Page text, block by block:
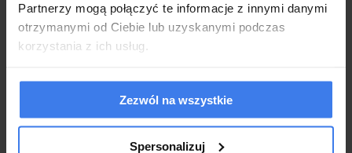
Partnerzy mogą połączyć te informacje z innymi danymi
otrzymanymi od Ciebie lub uzyskanymi podczas
korzystania z ich usług.
Zezwól na wszystkie
Spersonalizuj
co pozwala na stworzenie kreatywnych konfiguracji.
Oprawa: wys. 148 cm / szer. 145 cm / gł. 85 cm
Klosze: wys. 8 cm / śr. 40 cm, 60 cm, 74 cm
Mocowanie: wys. 6 cm / śr. 19 cm